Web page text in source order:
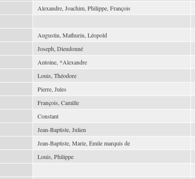
Alexandre, Joachim, Philippe, François
Augustin, Mathurin, Léopold
Joseph, Dieudonné
Antoine, *Alexandre
Louis, Théodore
Pierre, Jules
François, Camille
Constant
Jean-Baptiste, Julien
Jean-Baptiste, Marie, Émile marquis de
Louis, Philippe